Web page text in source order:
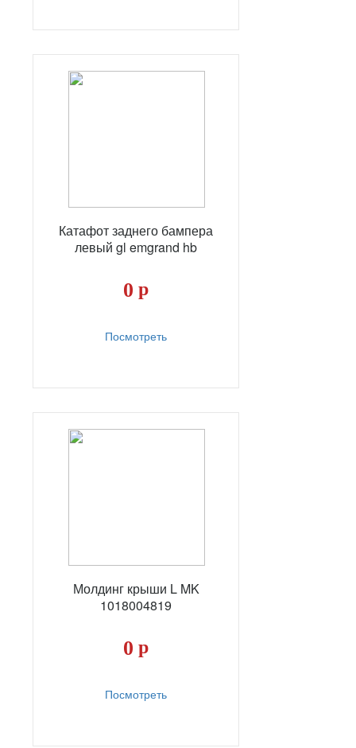
Катафот заднего бампера
левый gl emgrand hb
0 р
Посмотреть
Молдинг крыши L MK
1018004819
0 р
Посмотреть